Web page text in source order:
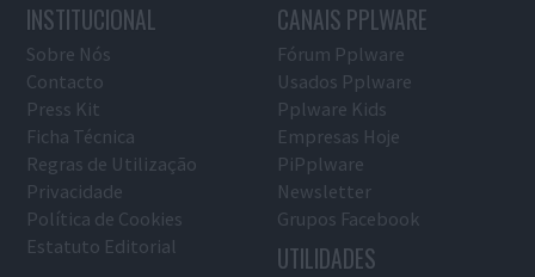
INSTITUCIONAL
Sobre Nós
Contacto
Press Kit
Ficha Técnica
Regras de Utilização
Privacidade
Política de Cookies
Estatuto Editorial
CANAIS PPLWARE
Fórum Pplware
Usados Pplware
Pplware Kids
Empresas Hoje
PiPplware
Newsletter
Grupos Facebook
UTILIDADES